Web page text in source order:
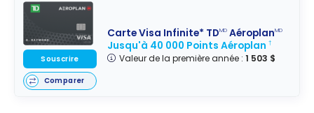
Carte Visa Infinite* TDMD AéroplanMD
Jusqu'à 40 000 Points Aéroplan†
Valeur de la première année : 1 503 $
Souscrire
Comparer